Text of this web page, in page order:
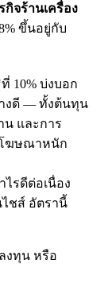
จร้านเครื่อง
ขึ้นอยู่กับ
10% บ่งบอก
งดี — ทั้งต้นทุน
น และการ
โฆษณาหนัก
รดีต่อเนื่อง
ชส์ อัตรานี้
งทุน หรือ